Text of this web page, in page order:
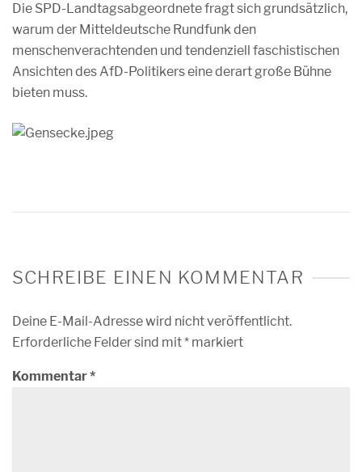
Die SPD-Landtagsabgeordnete fragt sich grundsätzlich,
warum der Mitteldeutsche Rundfunk den
menschenverachtenden und tendenziell faschistischen
Ansichten des AfD-Politikers eine derart große Bühne
bieten muss.
SCHREIBE EINEN KOMMENTAR
Deine E-Mail-Adresse wird nicht veröffentlicht.
Erforderliche Felder sind mit* markiert
Kommentar*